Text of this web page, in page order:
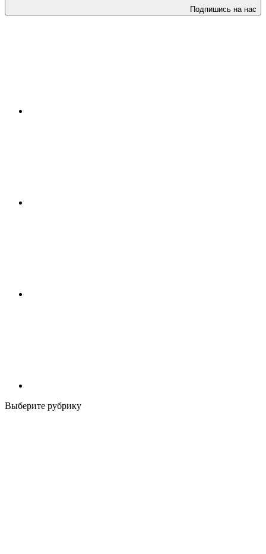
Подпишись на нас
Выберите рубрику